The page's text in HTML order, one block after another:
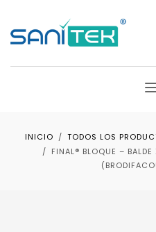
INICIO TODOS LOS
FINAL® BLOQUE –